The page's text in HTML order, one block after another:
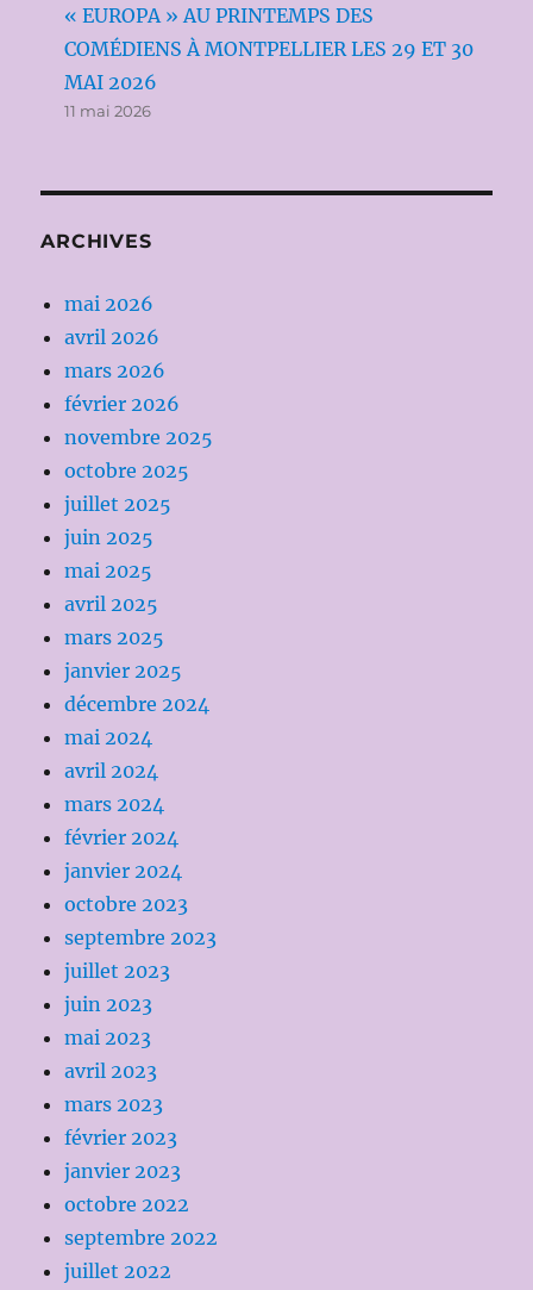
« EUROPA » AU PRINTEMPS DES
COMÉDIENS À MONTPELLIER LES 29 ET 30
MAI 2026
11 mai 2026
ARCHIVES
mai 2026
avril 2026
mars 2026
février 2026
novembre 2025
octobre 2025
juillet 2025
juin 2025
mai 2025
avril 2025
mars 2025
janvier 2025
décembre 2024
mai 2024
avril 2024
mars 2024
février 2024
janvier 2024
octobre 2023
septembre 2023
juillet 2023
juin 2023
mai 2023
avril 2023
mars 2023
février 2023
janvier 2023
octobre 2022
septembre 2022
juillet 2022